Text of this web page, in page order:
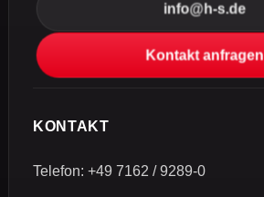
info@h-s.de
Kontakt anfragen
KONTAKT
Telefon: +49 7162 / 9289-0